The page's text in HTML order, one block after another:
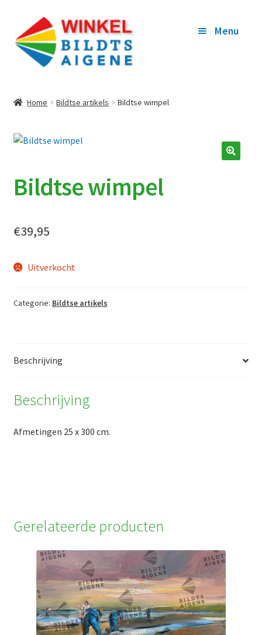
door
naar
navigatie
naar
de
inhoud
Menu
WINKELKORFY
OFREKENE
WOR BEGUNSTIGER
Home Bildtse artikels Bildtse wimpel
Bildtse wimpel
€39,95
Uitverkocht
Categorie: Bildtse artikels
Beschrijving
Beschrijving
Afmetingen 25 x 300 cm.
Gerelateerde producten